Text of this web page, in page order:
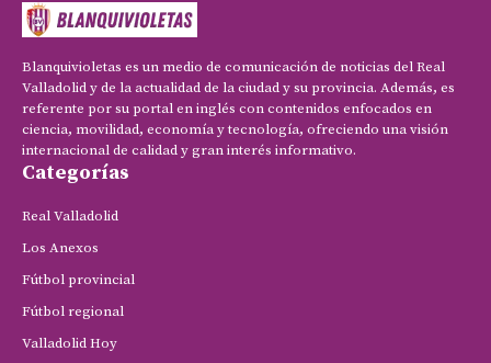
Blanquivioletas es un medio de comunicación de noticias del Real
Valladolid y de la actualidad de la ciudad y su provincia. Además, es
referente por su portal en inglés con contenidos enfocados en
ciencia, movilidad, economía y tecnología, ofreciendo una visión
internacional de calidad y gran interés informativo.
Categorías
Real Valladolid
Los Anexos
Fútbol provincial
Fútbol regional
Valladolid Hoy